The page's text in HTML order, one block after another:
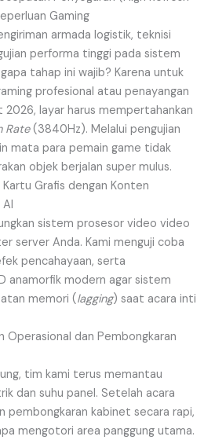
Gaming
armada logistik, teknisi
performa tinggi pada sistem
tahap ini wajib? Karena untuk
profesional atau penayangan
layar harus mempertahankan
Rate(3840Hz). Melalui pengujian
mata para pemain game tidak
objek berjalan super mulus.
Kartu Grafis dengan Konten
sistem prosesor video video
server Anda. Kami menguji coba
pencahayaan, serta
anamorfik modern agar sistem
memori (lagging) saat acara inti
Operasional dan Pembongkaran
tim kami terus memantau
dan suhu panel. Setelah acara
pembongkaran kabinet secara rapi,
mengotori area panggung utama.